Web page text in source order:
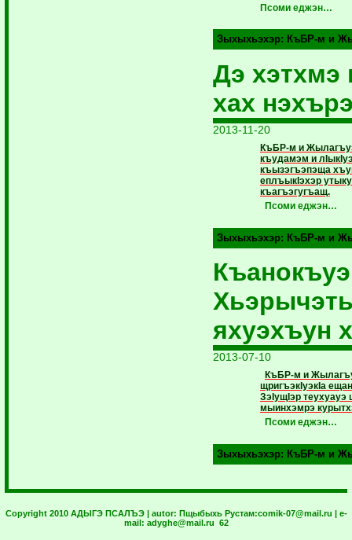
Псоми еджэн…
Зыхыхьэхэр: КъБР-м и
Дэ
хах
2013-11-20
КъБР-м и
къудамэм и
къызэгъэпэща
еплъыкIэхэр
къагъэгугъащ.
Псоми еджэн…
Зыхыхьэхэр: КъБР-м и
яхуэхъун
2013-07-10
КъБР-м и
щригъэкIуэкIа
ЗэIущIэр
мыинхэмрэ
Псоми еджэн…
Зыхыхьэхэр: КъБР-м и
Copyright 2010 АДЫГЭ ПСАЛЪЭ | autor: Пщыбыхь Рустам:comik-07@mail.ru | e-
mail: adyghe@mail.ru 62